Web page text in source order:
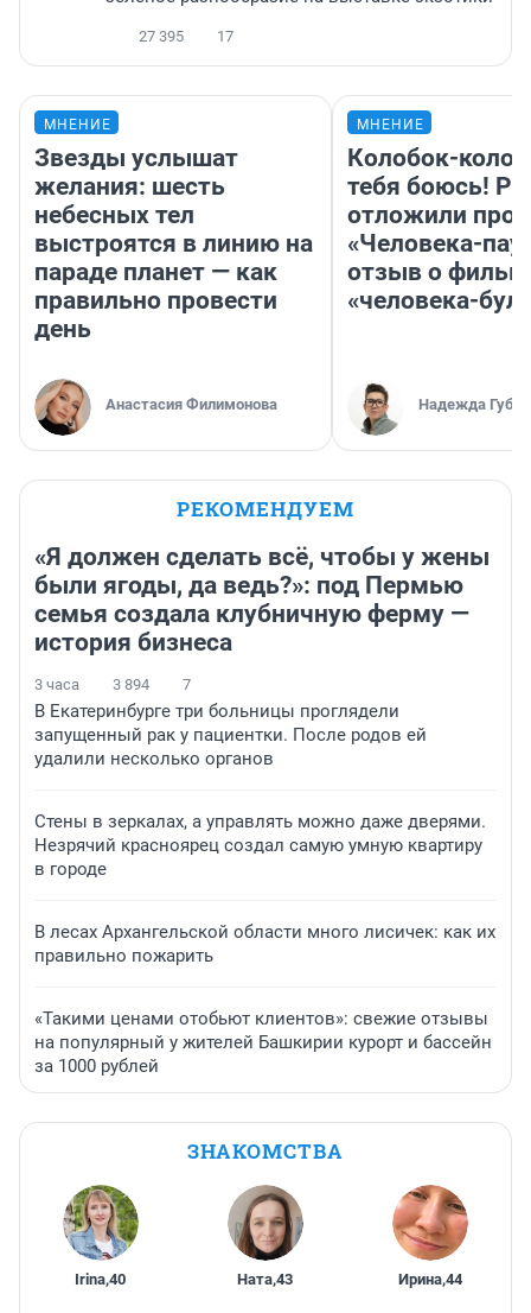
27 395 17
МНЕНИЕ
Звезды услышат
желания: шесть
небесных тел
выстроятся в линию на
параде планет — как
правильно провести
день
Анастасия Филимонова
МНЕНИЕ
Колобок-
тебя боюсь!
отложили
«Человека-
отзыв о
«человека-
Надежда
РЕКОМЕНДУЕМ
«Я должен сделать всё, чтобы у жены
были ягоды, да ведь?»: под Пермью
семья создала клубничную ферму —
история бизнеса
3 часа 3 894 7
В Екатеринбурге три больницы проглядели
запущенный рак у пациентки. После родов ей
удалили несколько органов
Стены в зеркалах, а управлять можно даже дверями.
Незрячий красноярец создал самую умную квартиру
в городе
В лесах Архангельской области много лисичек: как их
правильно пожарить
«Такими ценами отобьют клиентов»: свежие отзывы
на популярный у жителей Башкирии курорт и бассейн
за 1000 рублей
ЗНАКОМСТВА
Irina,40 Ната,43 Ирина,44